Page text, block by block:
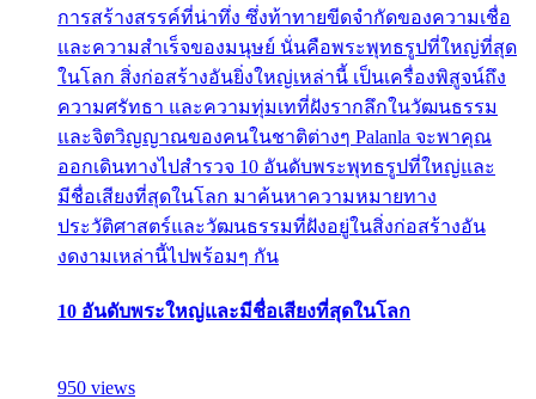
การสร้างสรรค์ที่น่าทึ่ง ซึ่งท้าทายขีดจำกัดของความเชื่อ
และความสำเร็จของมนุษย์ นั่นคือพระพุทธรูปที่ใหญ่ที่สุด
ในโลก สิ่งก่อสร้างอันยิ่งใหญ่เหล่านี้ เป็นเครื่องพิสูจน์ถึง
ความศรัทธา และความทุ่มเทที่ฝังรากลึกในวัฒนธรรม
และจิตวิญญาณของคนในชาติต่างๆ Palanla จะพาคุณ
ออกเดินทางไปสำรวจ 10 อันดับพระพุทธรูปที่ใหญ่และ
มีชื่อเสียงที่สุดในโลก มาค้นหาความหมายทาง
ประวัติศาสตร์และวัฒนธรรมที่ฝังอยู่ในสิ่งก่อสร้างอัน
งดงามเหล่านี้ไปพร้อมๆ กัน
10 อันดับพระใหญ่และมีชื่อเสียงที่สุดในโลก
950 views